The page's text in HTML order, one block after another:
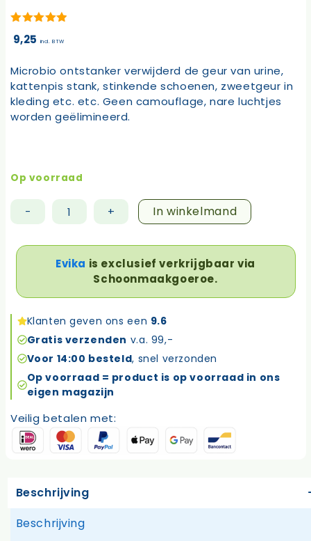
9,25 incl. BTW
Microbio ontstanker verwijderd de geur van urine,
kattenpis stank, stinkende schoenen, zweetgeur in
kleding etc. etc. Geen camouflage, nare luchtjes
worden geëlimineerd.
Op voorraad
-
Microbio
aantal
+ In winkelmand
Evika is exclusief verkrijgbaar via
Schoonmaakgoeroe.
Klanten geven ons een 9.6
Gratis verzenden v.a. 99,-
Voor 14:00 besteld, snel verzonden
Op voorraad = product is op voorraad in ons
eigen magazijn
Veilig betalen met:
Beschrijving
Beschrijving